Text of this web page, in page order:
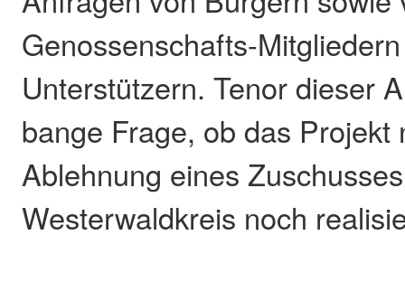
Genossenschafts-
Unterstützern. Tenor dieser
bange Frage, ob das Projekt
Ablehnung eines
Westerwaldkreis noch